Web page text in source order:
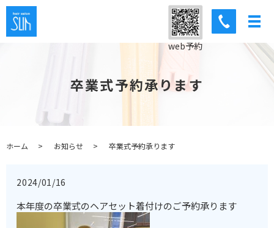
web予約
卒業式予約承ります
ホーム お知らせ 卒業式予約承ります
2024/01/16
本年度の卒業式のヘアセット着付けのご予約承ります